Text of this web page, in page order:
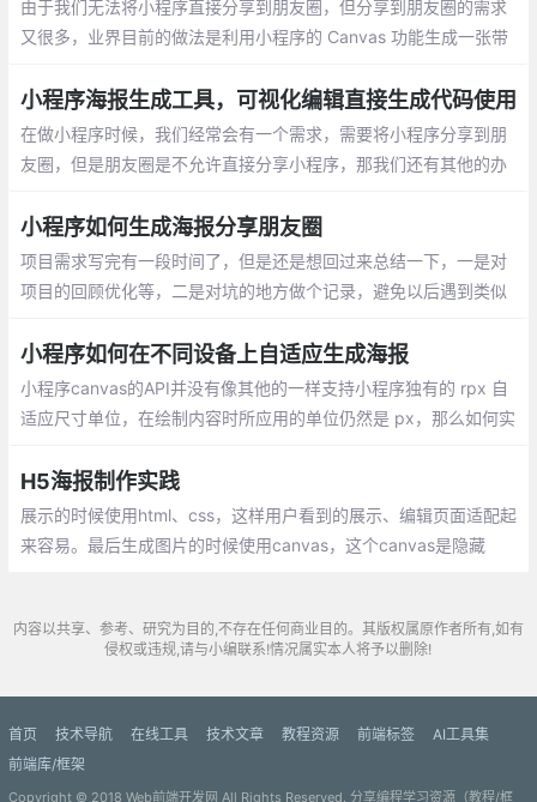
由于我们无法将小程序直接分享到朋友圈，但分享到朋友圈的需求
又很多，业界目前的做法是利用小程序的 Canvas 功能生成一张带
小程序海报生成工具，可视化编辑直接生成代码使用
在做小程序时候，我们经常会有一个需求，需要将小程序分享到朋
友圈，但是朋友圈是不允许直接分享小程序，那我们还有其他的办
朋友圈
小程序如何生成海报分享朋友圈
项目需求写完有一段时间了，但是还是想回过来总结一下，一是对
项目的回顾优化等，二是对坑的地方做个记录，避免以后遇到类似
取新用户。
小程序如何在不同设备上自适应生成海报
小程序canvas的API并没有像其他的一样支持小程序独有的 rpx 自
适应尺寸单位，在绘制内容时所应用的单位仍然是 px，那么如何实
Phone6）为：375*667；
H5海报制作实践
展示的时候使用html、css，这样用户看到的展示、编辑页面适配起
来容易。最后生成图片的时候使用canvas，这个canvas是隐藏
内容以共享、参考、研究为目的,不存在任何商业目的。其版权属原作者所有,如有
侵权或违规,请与小编联系!情况属实本人将予以删除!
首页 技术导航 在线工具 技术文章 教程资源 前端标签
AI工具集
前端库/框架